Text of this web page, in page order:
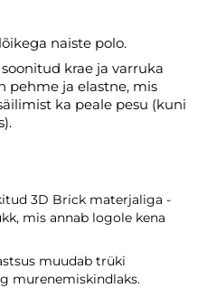
naiste polo.
krae ja varruka
pehme ja elastne, mis
ka peale pesu (kuni
3D Brick materjaliga -
mis annab logole kena
muudab trüki
murenemiskindlaks.